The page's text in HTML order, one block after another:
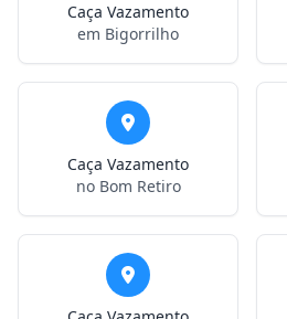
Caça Vazamento
em Bigorrilho
Caça Vazamento
no Bom Retiro